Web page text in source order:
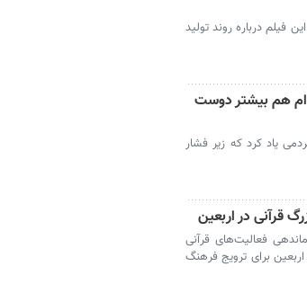
فیلم درباره روند تولید
هم بیشتر دوست
یاد کرد که زیر فشار
قرآنی در اربعین
فعالیت‌های قرآنی
برای ترویج فرهنگ